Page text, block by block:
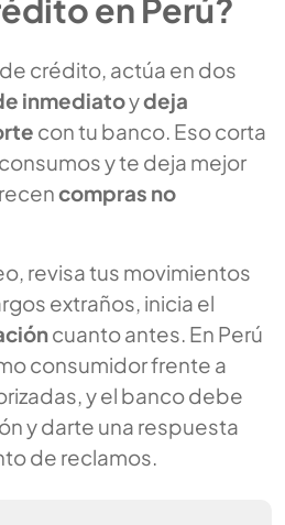
en Perú?
crédito, actúa en dos
inmediatoydeja
con tu banco. Eso corta
y te deja mejor
compras no
revisa tus movimientos
extraños, inicia el
cuanto antes. En Perú
consumidor frente a
y el banco debe
y darte una respuesta
de reclamos.